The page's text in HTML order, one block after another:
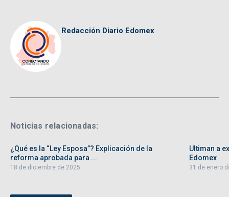
Redacción Diario Edomex
Noticias relacionadas:
¿Qué es la “Ley Esposa”? Explicación de la
reforma aprobada para ...
18 de diciembre de 2025
Ultiman a
Edomex
31 de enero